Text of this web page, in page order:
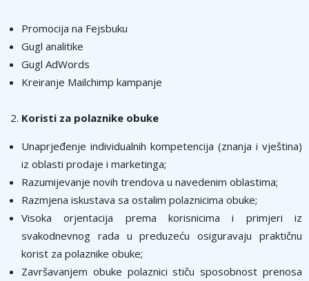
Promocija na Fejsbuku
Gugl analitike
Gugl AdWords
Kreiranje Mailchimp kampanje
Koristi za polaznike obuke
Unaprjeđenje individualnih kompetencija (znanja i vještina)
iz oblasti prodaje i marketinga;
Razumijevanje novih trendova u navedenim oblastima;
Razmjena iskustava sa ostalim polaznicima obuke;
Visoka orjentacija prema korisnicima i primjeri iz
svakodnevnog rada u preduzeću osiguravaju praktičnu
korist za polaznike obuke;
Završavanjem obuke polaznici stiču sposobnost prenosa